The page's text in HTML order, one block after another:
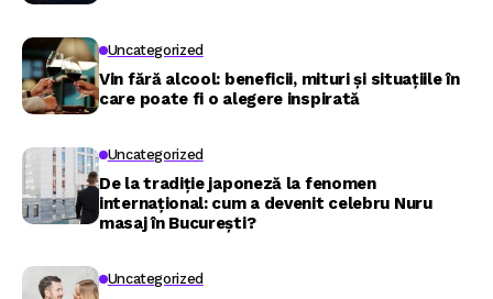
Uncategorized
Vin fără alcool: beneficii, mituri și situațiile în
care poate fi o alegere inspirată
Uncategorized
De la tradiție japoneză la fenomen
internațional: cum a devenit celebru Nuru
masaj în București?
Uncategorized